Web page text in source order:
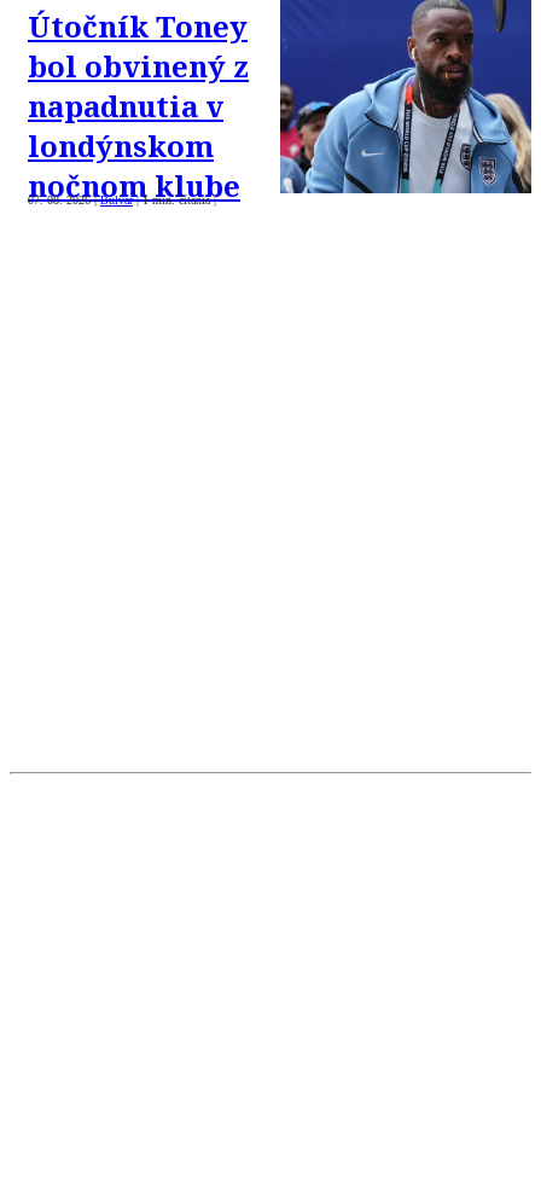
Útočník Toney
bol obvinený z
napadnutia v
londýnskom
nočnom klube
07. 08. 2026| Bulvár |1 min. čítania|